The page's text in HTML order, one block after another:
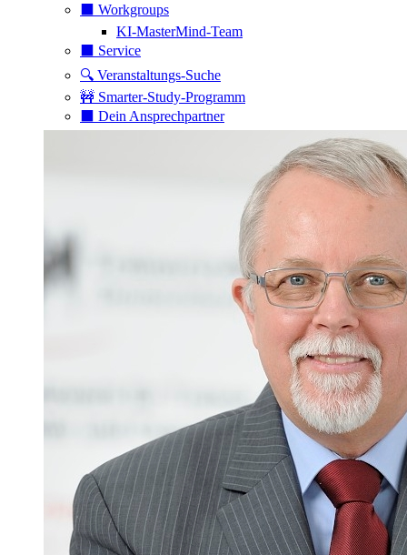
⬛️ Workgroups
KI-MasterMind-Team
⬛️ Service
🔍 Veranstaltungs-Suche
🚧 Smarter-Study-Programm
⬛️ Dein Ansprechpartner